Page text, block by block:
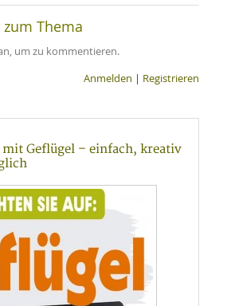
Thema
um zu kommentieren.
Anmelden | Registrieren
Geflügel – einfach, kreativ